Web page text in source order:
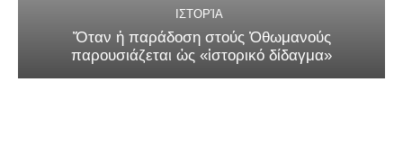
ΙΣΤΟΡΊΑ
Ὅταν ἡ παράδοση στούς Ὀθωμανούς
παρουσιάζεται ὡς «ἱστορικό δίδαγμα»